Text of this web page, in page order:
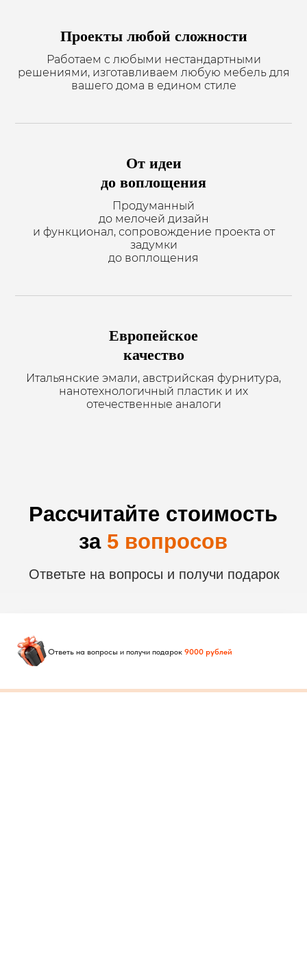
Проекты любой сложности
Работаем с любыми нестандартными
решениями, изготавливаем любую мебель для
вашего дома в едином стиле
От идеи
до воплощения
Продуманный
до мелочей дизайн
и функционал, сопровождение проекта от
задумки
до воплощения
Европейское
качество
Итальянские эмали, австрийская фурнитура,
нанотехнологичный пластик и их
отечественные аналоги
Ответьте на вопросы и получи подарок
5 вопросов
Ответь на вопросы и получи подарок 9000 рублей